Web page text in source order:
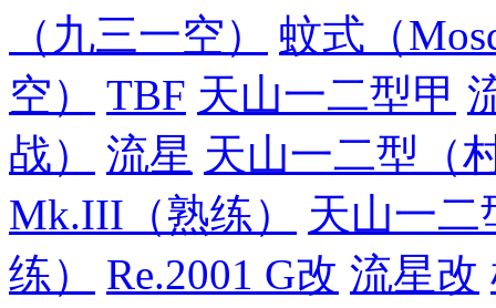
（九三一空）
蚊式（
空）
TBF 天山一二型甲
战）
流星 天山一二型（
Mk.III（熟练）
天山一二
练）
Re.2001 G改 流星改